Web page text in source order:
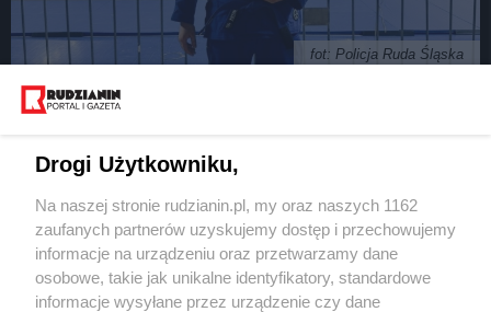
fot: Policja Ruda Śląska
Rudy Śląskiej
Wydawca mediów
Drogi Użytkowniku,
Na naszej stronie rudzianin.pl, my oraz naszych 1162
zaufanych partnerów uzyskujemy dostęp i przechowujemy
informacje na urządzeniu oraz przetwarzamy dane
osobowe, takie jak unikalne identyfikatory, standardowe
informacje wysyłane przez urządzenie czy dane